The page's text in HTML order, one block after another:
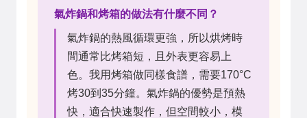
氣炸鍋和烤箱的做法有什麼不同？
氣炸鍋的熱風循環更強，所以烘烤時
間通常比烤箱短，且外表更容易上
色。我用烤箱做同樣食譜，需要170°C
烤30到35分鐘。氣炸鍋的優勢是預熱
快，適合快速製作，但空間較小，模